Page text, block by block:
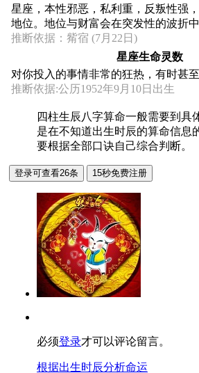
星座，本性邪恶，私利重，反叛性强
地位。地位与财富会在突发性的波折
推断依据：觜宿 (7月22日)
星座生命灵数
对你投入的事情非常的狂热，有时甚
推断依据:公历1952年9月10日出生
四柱生辰八字算命一般需要到具
是在不知道出生时辰的算命信息
要根据全部口诀自己综合判断。
必须登录才可以评论留言。
根据出生时辰分析命运